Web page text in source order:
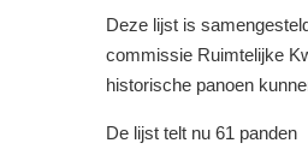
Deze lijst is
commissie Ruimtelijke
historische panoen
De lijst telt nu 61 panden